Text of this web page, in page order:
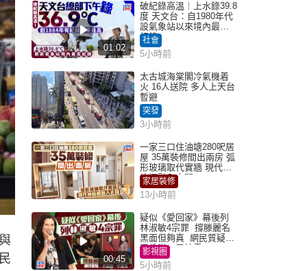
01:02
破紀錄高溫︱上水錄39.8
度 天文台：自1980年代
設氣象站以來境內最高
紀錄
社會
5小時前
太古城海棠閣冷氣機着
火 16人送院 多人上天台
暫避
突發
3小時前
一家三口住油塘280呎居
屋 35萬裝修間出兩房 弧
形玻璃取代實牆 現代神
枱櫃融入玄關
家居裝修
13小時前
00:45
疑似《愛回家》幕後列
林淑敏4宗罪 撐滕麗名
黑面但夠真 網民質疑：
真係咁一早被雪
影視圈
5小時前